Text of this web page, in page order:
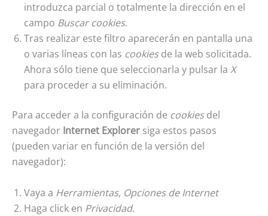
introduzca parcial o totalmente la dirección en el
campo Buscar cookies.
Tras realizar este filtro aparecerán en pantalla una
o varias líneas con las cookiesde la web solicitada.
Ahora sólo tiene que seleccionarla y pulsar la X
para proceder a su eliminación.
Para acceder a la configuración de cookiesdel
navegador Internet Explorer siga estos pasos
(pueden variar en función de la versión del
navegador):
Vaya a Herramientas, Opciones de Internet
Haga click en Privacidad.